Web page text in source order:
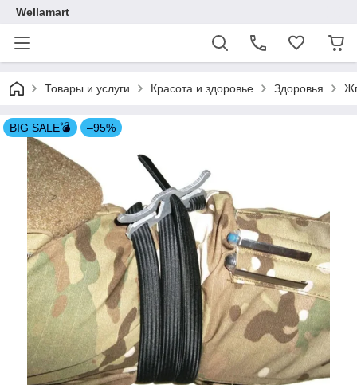
Wellamart
Товары и услуги Красота и здоровье Здоровья
BIG SALE💣 –95%